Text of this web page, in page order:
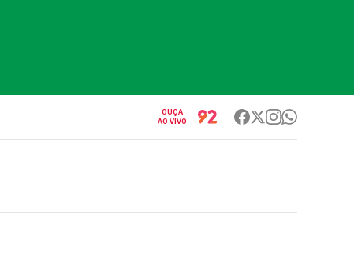
OUÇA
AO VIVO